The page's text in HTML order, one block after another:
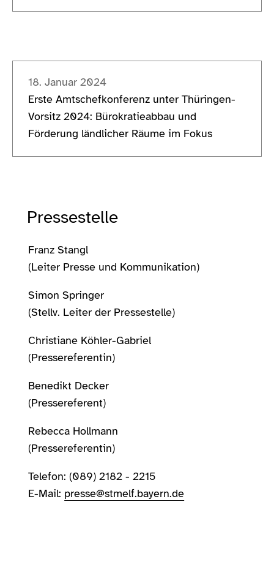
18. Januar 2024
Erste Amtschefkonferenz unter Thüringen-
Vorsitz 2024: Bürokratieabbau und
Förderung ländlicher Räume im Fokus
Pressestelle
Franz Stangl
(Leiter Presse und Kommunikation)
Simon Springer
(Stellv. Leiter der Pressestelle)
Christiane Köhler-Gabriel
(Pressereferentin)
Benedikt Decker
(Pressereferent)
Rebecca Hollmann
(Pressereferentin)
Telefon: (089) 2182 - 2215
E-Mail: presse@stmelf.bayern.de